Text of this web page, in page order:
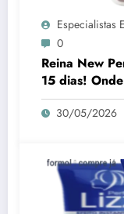
Especialistas
0
Reina New
15 dias!
30/05/2026